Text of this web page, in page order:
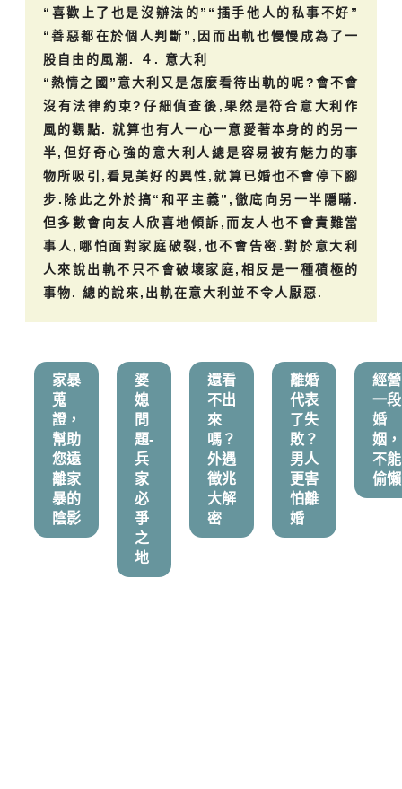
“喜歡上了也是沒辦法的”“插手他人的私事不好”
“善惡都在於個人判斷”,因而出軌也慢慢成為了一
股自由的風潮. ４. 意大利
“熱情之國”意大利又是怎麼看待出軌的呢?會不會
沒有法律約束?仔細偵查後,果然是符合意大利作
風的觀點. 就算也有人一心一意愛著本身的的另一
半,但好奇心強的意大利人總是容易被有魅力的事
物所吸引,看見美好的異性,就算已婚也不會停下腳
步.除此之外於搞“和平主義”,徹底向另一半隱瞞.
但多數會向友人欣喜地傾訴,而友人也不會責難當
事人,哪怕面對家庭破裂,也不會告密.對於意大利
人來說出軌不只不會破壞家庭,相反是一種積極的
事物. 總的說來,出軌在意大利並不令人厭惡.
家暴
蒐
證，
幫助
您遠
離家
暴的
陰影
婆
媳
問
題-
兵
家
必
爭
之
地
還看
不出
來
嗎？
外遇
徵兆
大解
密
離婚
代表
了失
敗？
男人
更害
怕離
婚
經營
一段
婚
姻，
不能
偷懶